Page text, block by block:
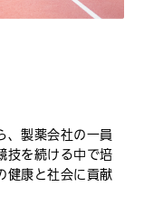
、製薬会社の一員
技を続ける中で培
健康と社会に貢献